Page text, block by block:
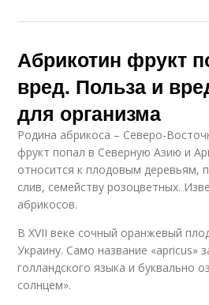
Абрикотин фрукт
вред. Польза и
для организма
Родина абрикоса – Северо-
фрукт попал в Северную Азию и
относится к плодовым деревьям,
слив, семейству розоцветных.
абрикосов.
В XVII веке сочный оранжевый
Украину. Само название «apricus»
голландского языка и буквально
солнцем».